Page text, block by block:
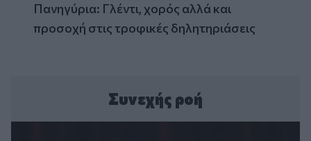
Πανηγύρια: Γλέντι, χορός αλλά και
προσοχή στις τροφικές δηλητηριάσεις
Συνεχής ροή